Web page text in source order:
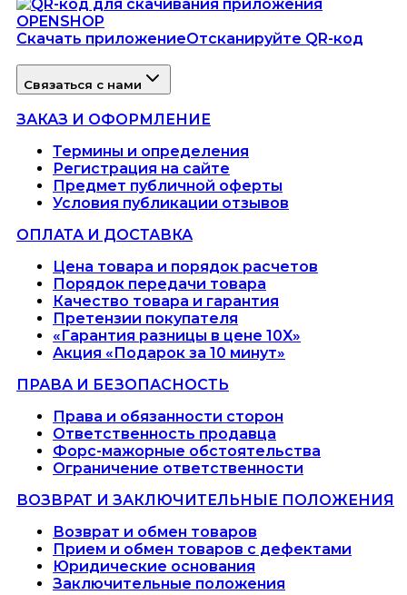
Скачать приложениеОтсканируйте QR-код
Связаться с нами
ЗАКАЗ И ОФОРМЛЕНИЕ
Термины и определения
Регистрация на сайте
Предмет публичной оферты
Условия публикации отзывов
ОПЛАТА И ДОСТАВКА
Цена товара и порядок расчетов
Порядок передачи товара
Качество товара и гарантия
Претензии покупателя
«Гарантия разницы в цене 10X»
Акция «Подарок за 10 минут»
ПРАВА И БЕЗОПАСНОСТЬ
Права и обязанности сторон
Ответственность продавца
Форс-мажорные обстоятельства
Ограничение ответственности
ВОЗВРАТ И ЗАКЛЮЧИТЕЛЬНЫЕ ПОЛОЖЕНИЯ
Возврат и обмен товаров
Прием и обмен товаров с дефектами
Юридические основания
Заключительные положения